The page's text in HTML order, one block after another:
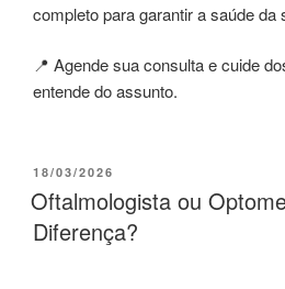
completo para garantir a saúde da
📍 Agende sua consulta e cuide
entende do assunto.
18/03/2026
Oftalmologista ou
Diferença?